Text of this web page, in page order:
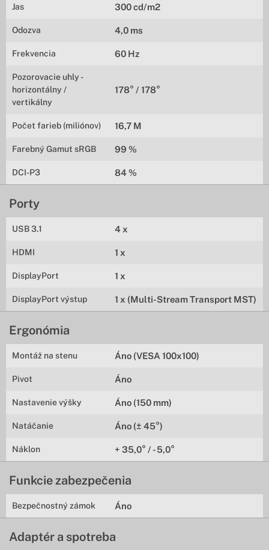
Jas 300 cd/m2
Odozva 4,0 ms
Frekvencia 60 Hz
Pozorovacie uhly -
horizontálny /
vertikálny
178° / 178°
Počet farieb (miliónov) 16,7 M
Farebný Gamut sRGB 99 %
DCI-P3 84 %
Porty
USB 3.1 4 x
HDMI 1 x
DisplayPort 1 x
DisplayPort výstup 1 x (Multi-Stream Transport MST)
Ergonómia
Montáž na stenu Áno (VESA 100x100)
Pivot Áno
Nastavenie výšky Áno (150 mm)
Natáčanie Áno (± 45°)
Náklon + 35,0° / - 5,0°
Funkcie zabezpečenia
Bezpečnostný zámok Áno
Adaptér a spotreba